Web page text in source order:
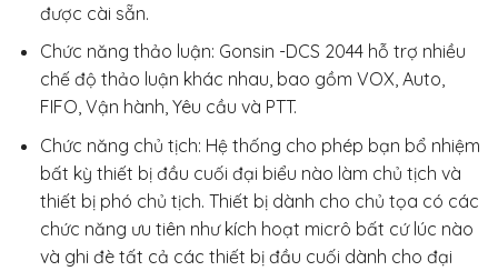
được cài sẵn.
Chức năng thảo luận: Gonsin -DCS 2044 hỗ trợ nhiều
chế độ thảo luận khác nhau, bao gồm VOX, Auto,
FIFO, Vận hành, Yêu cầu và PTT.
Chức năng chủ tịch: Hệ thống cho phép bạn bổ nhiệm
bất kỳ thiết bị đầu cuối đại biểu nào làm chủ tịch và
thiết bị phó chủ tịch. Thiết bị dành cho chủ tọa có các
chức năng ưu tiên như kích hoạt micrô bất cứ lúc nào
và ghi đè tất cả các thiết bị đầu cuối dành cho đại